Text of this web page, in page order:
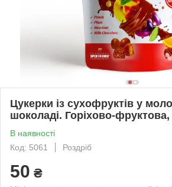
Цукерки із сухофруктів у
шоколаді. Горіхово-фруктова,
В наявності
Код: 5061
Роздріб
50 ₴